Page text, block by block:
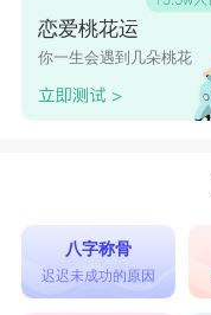
恋爱桃花运
你一生会遇到几朵桃花
八字称骨
迟迟未成功的原因